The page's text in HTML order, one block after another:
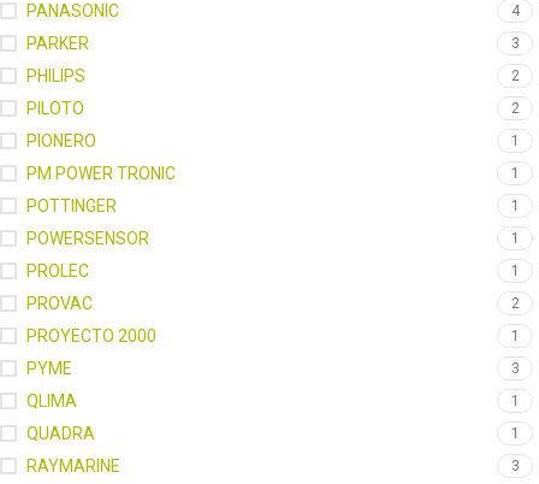
PANASONIC 4
PARKER 3
PHILIPS 2
PILOTO 2
PIONERO 1
PM POWER TRONIC 1
POTTINGER 1
POWERSENSOR 1
PROLEC 1
PROVAC 2
PROYECTO 2000 1
PYME 3
QLIMA 1
QUADRA 1
RAYMARINE 3